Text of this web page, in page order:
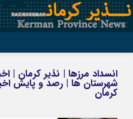
روبیکا
انسداد مرزها | نذیر کرمان |
شهرستان ها | رصد و پایش
کرمان